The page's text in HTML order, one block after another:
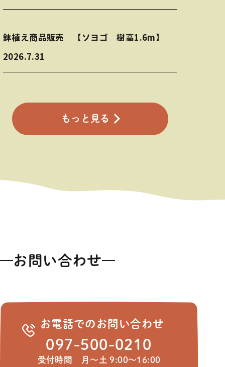
鉢植え商品販売 【ソヨゴ 樹高1.6m】
2026.7.31
もっと見る
お問い合わせ
お電話でのお問い合わせ
097-500-0210
受付時間 月～土 9:00～16:00